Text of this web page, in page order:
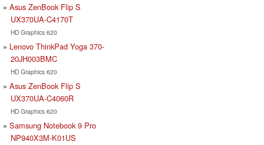
Asus ZenBook Flip S
UX370UA-C4170T
HD Graphics 620
Lenovo ThinkPad Yoga 370-
20JH003BMC
HD Graphics 620
Asus ZenBook Flip S
UX370UA-C4060R
HD Graphics 620
Samsung Notebook 9 Pro
NP940X3M-K01US